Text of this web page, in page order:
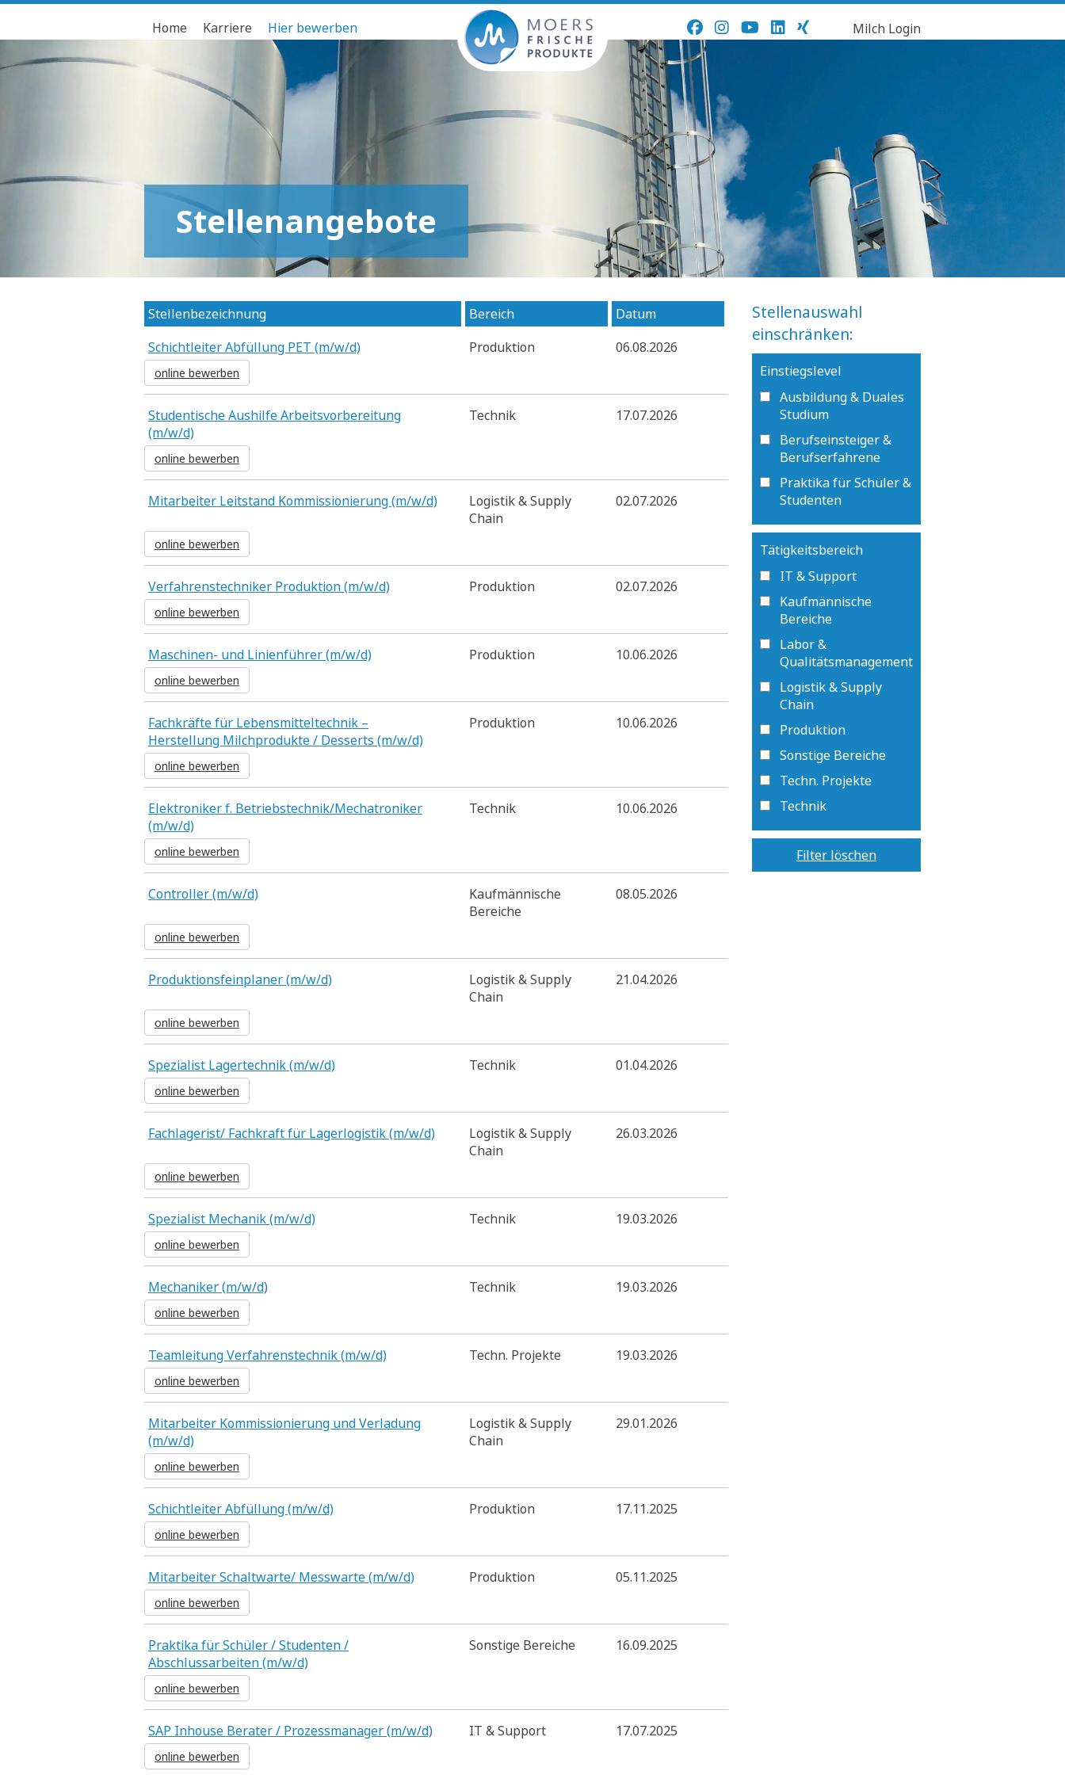
Home Karriere Hier bewerben Milch Login
Stellenangebote
Stellenbezeichnung Bereich
Datum
Schichtleiter Abfüllung PET (m/w/d)
Produktion 06.08.2026
online bewerben
Studentische Aushilfe Arbeitsvorbereitung
(m/w/d)
Technik 17.07.2026
online bewerben
Mitarbeiter Leitstand Kommissionierung (m/w/d)
Logistik & Supply
Chain
02.07.2026
online bewerben
Verfahrenstechniker Produktion (m/w/d) Produktion 02.07.2026
online bewerben
Maschinen- und Linienführer (m/w/d) Produktion 10.06.2026
online bewerben
Fachkräfte für Lebensmitteltechnik –
Herstellung Milchprodukte / Desserts (m/w/d)
Produktion 10.06.2026
online bewerben
Elektroniker f. Betriebstechnik/Mechatroniker
(m/w/d)
Technik 10.06.2026
online bewerben
Controller (m/w/d)
Kaufmännische
Bereiche
08.05.2026
online bewerben
Produktionsfeinplaner (m/w/d)
Logistik & Supply
Chain
21.04.2026
online bewerben
Spezialist Lagertechnik (m/w/d) Technik 01.04.2026
online bewerben
Fachlagerist/ Fachkraft für Lagerlogistik (m/w/d)
Logistik & Supply
Chain
26.03.2026
online bewerben
Spezialist Mechanik (m/w/d) Technik 19.03.2026
online bewerben
Mechaniker (m/w/d) Technik 19.03.2026
online bewerben
Teamleitung Verfahrenstechnik (m/w/d) Techn. Projekte 19.03.2026
online bewerben
Mitarbeiter Kommissionierung und Verladung
(m/w/d)
Logistik & Supply
Chain
29.01.2026
online bewerben
Schichtleiter Abfüllung (m/w/d) Produktion 17.11.2025
online bewerben
Mitarbeiter Schaltwarte/ Messwarte (m/w/d) Produktion 05.11.2025
online bewerben
Praktika für Schüler / Studenten /
Abschlussarbeiten (m/w/d)
Sonstige Bereiche 16.09.2025
online bewerben
SAP Inhouse Berater / Prozessmanager (m/w/d) IT & Support 17.07.2025
online bewerben
Stellenauswahl
einschränken:
Einstiegslevel
Ausbildung & Duales
Studium
Berufseinsteiger &
Berufserfahrene
Praktika für Schüler &
Studenten
Tätigkeitsbereich
IT & Support
Kaufmännische
Bereiche
Labor &
Qualitätsmanagement
Logistik & Supply
Chain
Produktion
Sonstige Bereiche
Techn. Projekte
Technik
Filter löschen